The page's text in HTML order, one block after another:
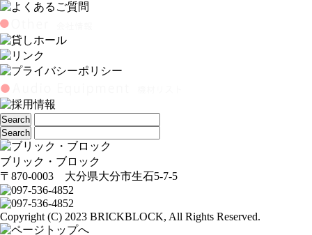
ブリック・ブロック
〒870-0003 大分県大分市生石5-7-5
Copyright (C) 2023 BRICKBLOCK, All Rights Reserved.